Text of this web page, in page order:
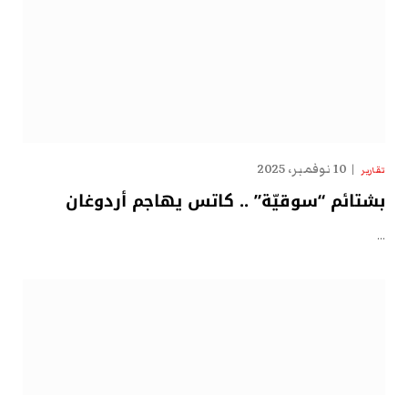
تقارير 10 نوفمبر، 2025
بشتائم “سوقيّة” .. كاتس يهاجم أردوغان
…